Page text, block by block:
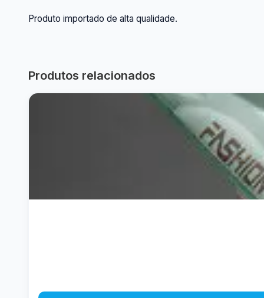
Produto importado de alta qualidade.
Produtos relacionados